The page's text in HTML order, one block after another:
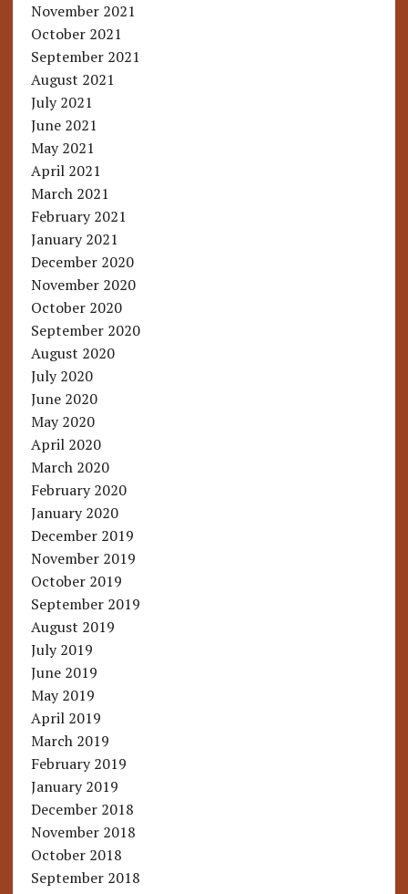
November 2021
October 2021
September 2021
August 2021
July 2021
June 2021
May 2021
April 2021
March 2021
February 2021
January 2021
December 2020
November 2020
October 2020
September 2020
August 2020
July 2020
June 2020
May 2020
April 2020
March 2020
February 2020
January 2020
December 2019
November 2019
October 2019
September 2019
August 2019
July 2019
June 2019
May 2019
April 2019
March 2019
February 2019
January 2019
December 2018
November 2018
October 2018
September 2018